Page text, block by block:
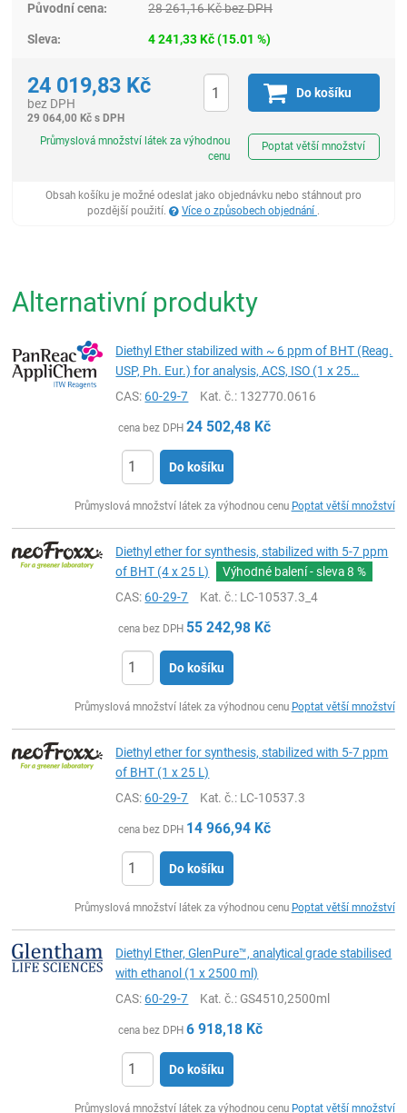
Původní cena: 28 261,16Kčbez DPH
Sleva: 4 241,33Kč(15.01 %)
24 019,83 Kč
bez DPH
29 064,00 Kč s DPH
Do košíku
Průmyslová množství látek za výhodnou
cenu
Poptat větší množství
Obsah košíku je možné odeslat jako objednávku nebo stáhnout pro
pozdější použití.
Více o způsobech objednání
Alternativní produkty
Diethyl Ether stabilized with ~ 6 ppm of BHT (Reag.
USP, Ph. Eur.) for analysis, ACS, ISO (1 x 25…
CAS:60-29-7 Kat. č.: 132770.0616
cena bez DPH 24 502,48 Kč
Do košíku
Průmyslová množství látek za výhodnou cenu Poptat větší množství
Diethyl ether for synthesis, stabilized with 5-7 ppm
of BHT (4 x 25 L)
Výhodné balení - sleva8 %
CAS:60-29-7 Kat. č.: LC-10537.3_4
cena bez DPH 55 242,98 Kč
Do košíku
Průmyslová množství látek za výhodnou cenu Poptat větší množství
Diethyl ether for synthesis, stabilized with 5-7 ppm
of BHT (1 x 25 L)
CAS:60-29-7 Kat. č.: LC-10537.3
cena bez DPH 14 966,94 Kč
Do košíku
Průmyslová množství látek za výhodnou cenu Poptat větší množství
Diethyl Ether, GlenPure™, analytical grade stabilised
with ethanol (1 x 2500 ml)
CAS:60-29-7 Kat. č.: GS4510,2500ml
cena bez DPH 6 918,18 Kč
Do košíku
Průmyslová množství látek za výhodnou cenu Poptat větší množství